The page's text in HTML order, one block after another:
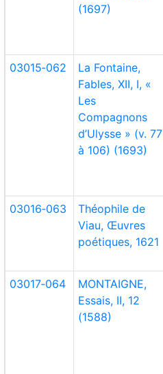
(1697)
03015‑062
La Fontaine,
Fables, XII, I, «
Les
Compagnons
d’Ulysse » (v. 77
à 106) (1693)
03016‑063
Théophile de
Viau, Œuvres
poétiques, 1621
03017‑064
MONTAIGNE,
Essais, II, 12
(1588)